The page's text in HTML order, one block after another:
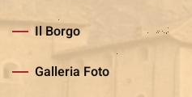
Il Borgo
Galleria Foto